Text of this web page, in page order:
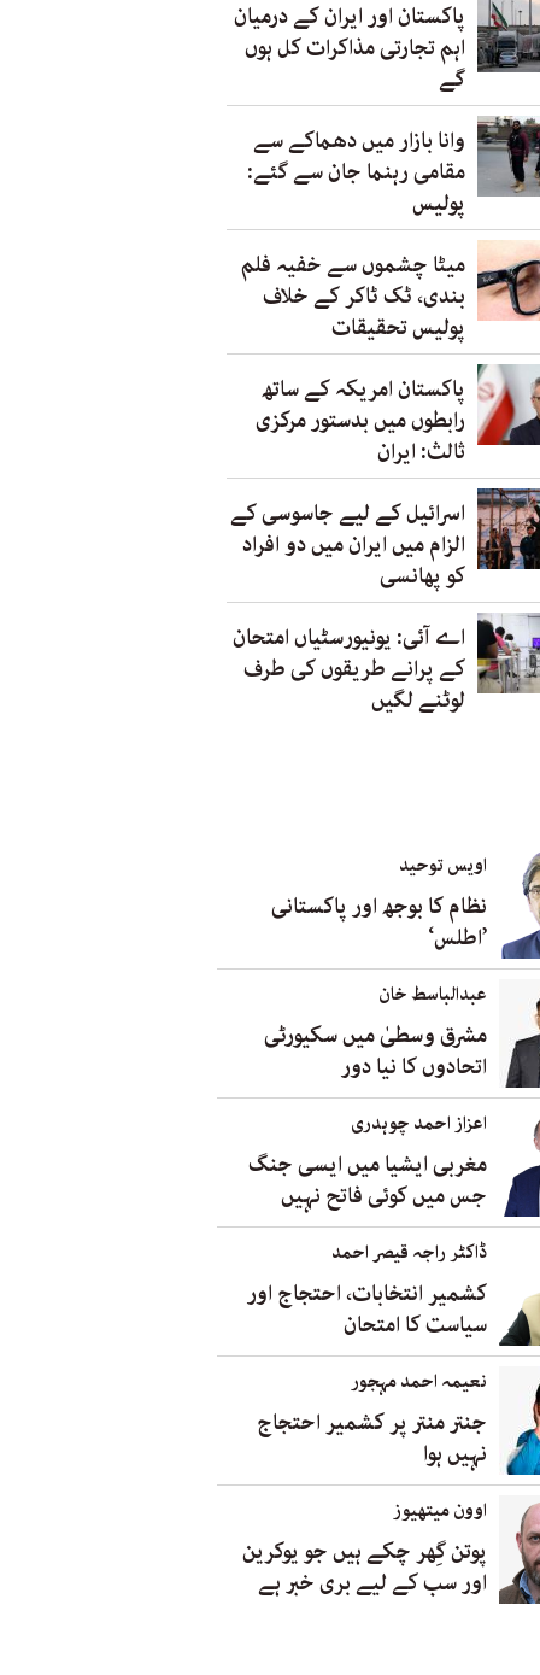
پاکستان اور ایران کے درمیان
اہم تجارتی مذاکرات کل ہوں
گے
وانا بازار میں دھماکے سے
مقامی رہنما جان سے گئے:
پولیس
میٹا چشموں سے خفیہ فلم
بندی، ٹک ٹاکر کے خلاف
پولیس تحقیقات
پاکستان امریکہ کے ساتھ
رابطوں میں بدستور مرکزی
ثالث: ایران
اسرائیل کے لیے جاسوسی کے
الزام میں ایران میں دو افراد
کو پھانسی
اے آئی: یونیورسٹیاں امتحان
کے پرانے طریقوں کی طرف
لوٹنے لگیں
اویس توحید
نظام کا بوجھ اور پاکستانی
’اطلس‘
عبدالباسط خان
مشرق وسطیٰ میں سکیورٹی
اتحادوں کا نیا دور
اعزاز احمد چوہدری
مغربی ایشیا میں ایسی جنگ
جس میں کوئی فاتح نہیں
ڈاکٹر راجہ قیصر احمد
کشمیر انتخابات، احتجاج اور
سیاست کا امتحان
نعیمہ احمد مہجور
جنتر منتر پر کشمیر احتجاج
نہیں ہوا
اوون میتھیوز
پوتن گِھر چکے ہیں جو یوکرین
اور سب کے لیے بری خبر ہے